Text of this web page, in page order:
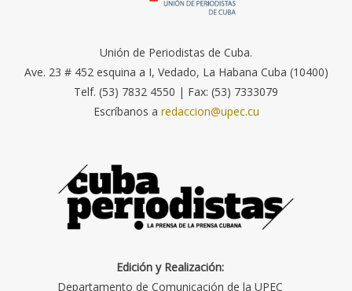
Unión de Periodistas de Cuba.
Ave. 23 # 452 esquina a I, Vedado, La Habana Cuba (10400)
Telf. (53) 7832 4550 | Fax: (53) 7333079
Escríbanos a redaccion@upec.cu
Edición y Realización:
Departamento de Comunicación de la UPEC